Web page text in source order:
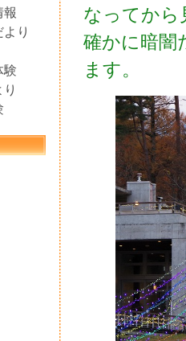
報
り
験
なってから
確かに暗闇
ます。